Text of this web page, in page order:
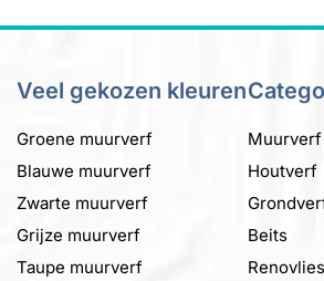
productpagina
op
Veel gekozen kleuren
Groene muurverf
Blauwe muurverf
Zwarte muurverf
Grijze muurverf
Taupe muurverf
Muurverf
Houtverf
Beits